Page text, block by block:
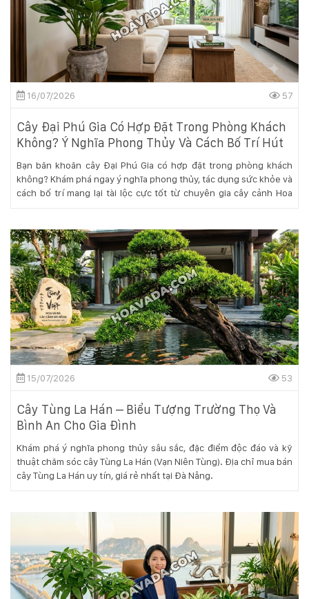
nẵng
132
168
Võ
Công
-
TP.
Đà
Nẵng
16/07/2026 57
Cây Đại Phú Gia Có Hợp Đặt Trong Phòng Khách
Không? Ý Nghĩa Phong Thủy Và Cách Bố Trí Hút
Bạn băn khoăn cây Đại Phú Gia có hợp đặt trong phòng khách
không? Khám phá ngay ý nghĩa phong thủy, tác dụng sức khỏe và
cách bố trí mang lại tài lộc cực tốt từ chuyên gia cây cảnh Hoa
15/07/2026 53
Cây Tùng La Hán – Biểu Tượng Trường Thọ Và
Bình An Cho Gia Đình
Khám phá ý nghĩa phong thủy sâu sắc, đặc điểm độc đáo và kỹ
thuật chăm sóc cây Tùng La Hán (Vạn Niên Tùng). Địa chỉ mua bán
cây Tùng La Hán uy tín, giá rẻ nhất tại Đà Nẵng.